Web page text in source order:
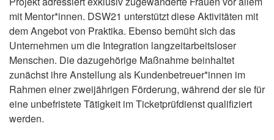
mit Mentor*innen. DSW21 unterstützt diese Aktivitäten mit
dem Angebot von Praktika. Ebenso bemüht sich das
Unternehmen um die Integration langzeitarbeitsloser
Menschen. Die dazugehörige Maßnahme beinhaltet
zunächst ihre Anstellung als Kundenbetreuer*innen im
Rahmen einer zweijährigen Förderung, während der sie für
eine unbefristete Tätigkeit im Ticketprüfdienst qualifiziert
werden.